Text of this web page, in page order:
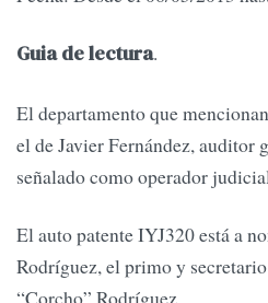
Guia de lectura.
El departamento que
el de Javier Fernández, auditor
señalado como operador
El auto patente IYJ320 está a
Rodríguez, el primo y